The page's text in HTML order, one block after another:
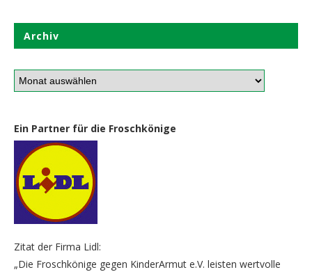
Archiv
Ein Partner für die Froschkönige
Zitat der Firma Lidl:
„Die Froschkönige gegen KinderArmut e.V. leisten wertvolle